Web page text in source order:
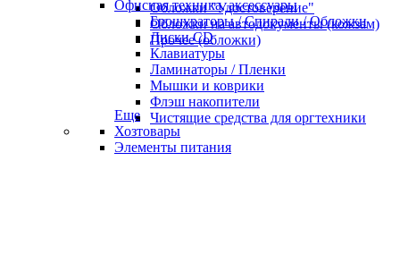
Обложки "Удостоверение"
Обложки на автодокументы (кожзам)
Прочее (обложки)
Офисная техника, аксессуары
Брошураторы / Спирали / Обложки
Диски CD
Клавиатуры
Ламинаторы / Пленки
Мышки и коврики
Флэш накопители
Чистящие средства для оргтехники
Еще
Хозтовары
Элементы питания